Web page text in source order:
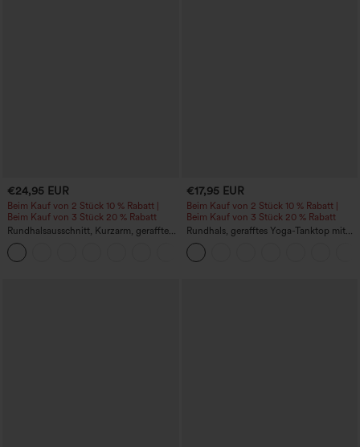
€24,95 EUR
Beim Kauf von 2 Stück 10 % Rabatt |
Beim Kauf von 3 Stück 20 % Rabatt
Rundhalsausschnitt, Kurzarm, gerafftes
Cool-Touch Yoga-Sporttop - UPF50+
€17,95 EUR
Beim Kauf von 2 Stück 10 % Rabatt |
Beim Kauf von 3 Stück 20 % Rabatt
Rundhals, gerafftes Yoga-Tanktop mit
Cool-Touch-Effekt – UPF50+